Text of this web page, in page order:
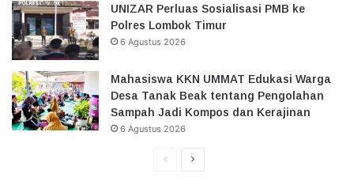
UNIZAR Perluas Sosialisasi PMB ke
Polres Lombok Timur
6 Agustus 2026
Mahasiswa KKN UMMAT Edukasi Warga
Desa Tanak Beak tentang Pengolahan
Sampah Jadi Kompos dan Kerajinan
6 Agustus 2026
HalamanHalaman